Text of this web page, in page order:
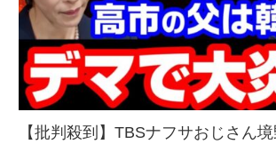
【批判殺到】TBSナフサおじさん